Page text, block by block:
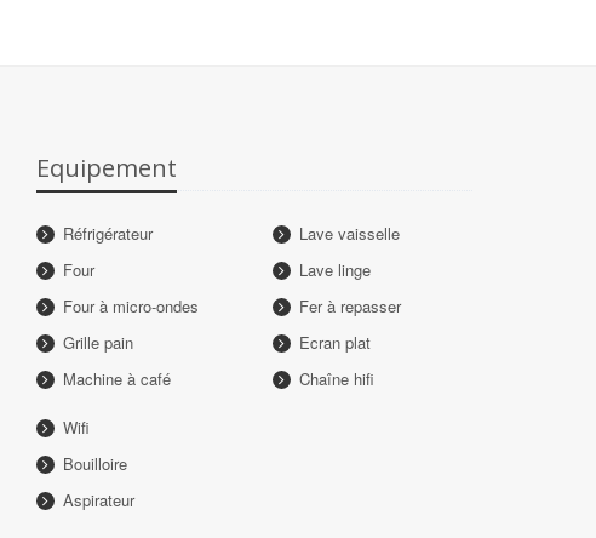
Equipement
Réfrigérateur
Four
Four à micro-ondes
Grille pain
Machine à café
Lave vaisselle
Lave linge
Fer à repasser
Ecran plat
Chaîne hifi
Wifi
Bouilloire
Aspirateur